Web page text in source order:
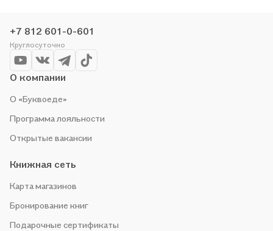
+7 812 601-0-601
Круглосуточно
О компании
О «Буквоеде»
Программа лояльности
Открытые вакансии
Книжная сеть
Карта магазинов
Бронирование книг
Подарочные сертификаты